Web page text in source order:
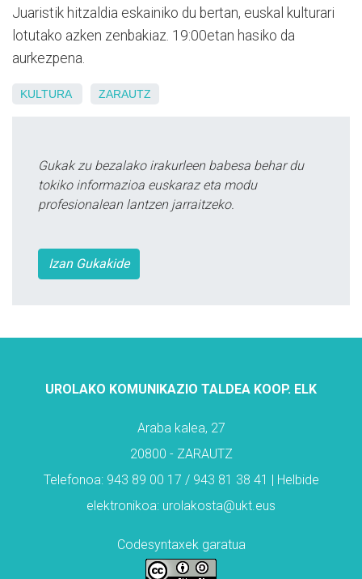
Juaristik hitzaldia eskainiko du bertan, euskal kulturari
lotutako azken zenbakiaz. 19:00etan hasiko da
aurkezpena.
KULTURA ZARAUTZ
Gukak zu bezalako irakurleen babesa behar du
tokiko informazioa euskaraz eta modu
profesionalean lantzen jarraitzeko.
Izan Gukakide
UROLAKO KOMUNIKAZIO TALDEA KOOP. ELK
Araba kalea, 27
20800 - ZARAUTZ
Telefonoa: 943 89 00 17 / 943 81 38 41 | Helbide
elektronikoa: urolakosta@ukt.eus
Codesyntaxek garatua